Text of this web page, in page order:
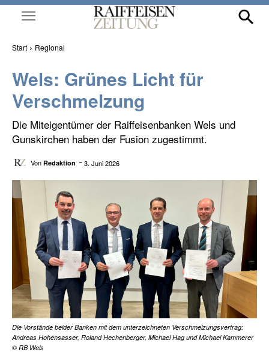
Start Regional
Wels: Grünes Licht für
Verschmelzung
Die Miteigentümer der Raiffeisenbanken Wels und
Gunskirchen haben der Fusion zugestimmt.
Von Redaktion 3. Juni 2026
Die Vorstände beider Banken mit dem unterzeichneten Verschmelzungsvertrag:
Andreas Hohensasser, Roland Hechenberger, Michael Hag und Michael Kammerer
© RB Wels